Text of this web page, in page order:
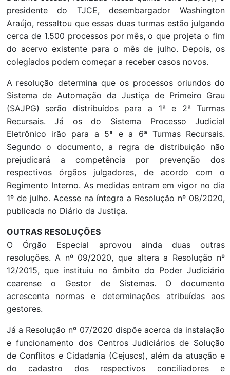
presidente do TJCE, desembargador Washington
Araújo, ressaltou que essas duas turmas estão julgando
cerca de 1.500 processos por mês, o que projeta o fim
do acervo existente para o mês de julho. Depois, os
colegiados podem começar a receber casos novos.
A resolução determina que os processos oriundos do
Sistema de Automação da Justiça de Primeiro Grau
(SAJPG) serão distribuídos para a 1ª e 2ª Turmas
Recursais. Já os do Sistema Processo Judicial
Eletrônico irão para a 5ª e a 6ª Turmas Recursais.
Segundo o documento, a regra de distribuição não
prejudicará a competência por prevenção dos
respectivos órgãos julgadores, de acordo com o
Regimento Interno. As medidas entram em vigor no dia
1º de julho. Acesse na íntegra a Resolução nº 08/2020,
publicada no Diário da Justiça.
OUTRAS RESOLUÇÕES
O Órgão Especial aprovou ainda duas outras
resoluções. A nº 09/2020, que altera a Resolução nº
12/2015, que instituiu no âmbito do Poder Judiciário
cearense o Gestor de Sistemas. O documento
acrescenta normas e determinações atribuídas aos
gestores.
Já a Resolução nº 07/2020 dispõe acerca da instalação
e funcionamento dos Centros Judiciários de Solução
de Conflitos e Cidadania (Cejuscs), além da atuação e
do cadastro dos respectivos conciliadores e